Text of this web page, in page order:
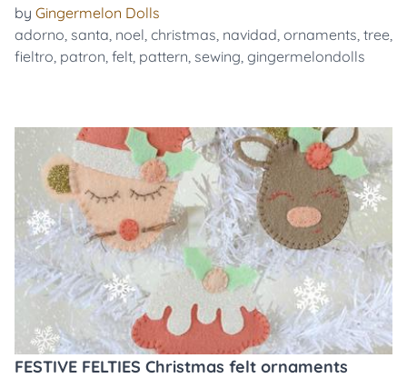
by Gingermelon Dolls
adorno, santa, noel, christmas, navidad, ornaments, tree,
fieltro, patron, felt, pattern, sewing, gingermelondolls
FESTIVE FELTIES Christmas felt ornaments